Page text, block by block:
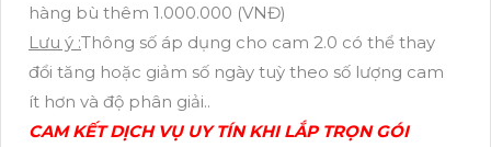
hàng bù thêm 1.000.000 (VNĐ)
Lưu ý :Thông số áp dụng cho cam 2.0 có thể thay
đổi tăng hoặc giảm số ngày tuỳ theo số lượng cam
ít hơn và độ phân giải..
CAM KẾT DỊCH VỤ UY TÍN KHI LẮP TRỌN GÓI